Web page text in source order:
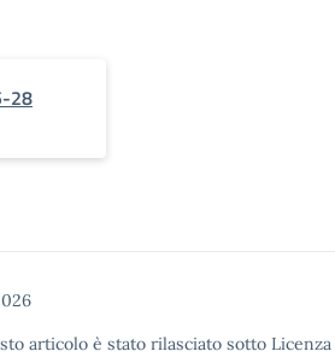
28
articolo è stato rilasciato sotto Licenza